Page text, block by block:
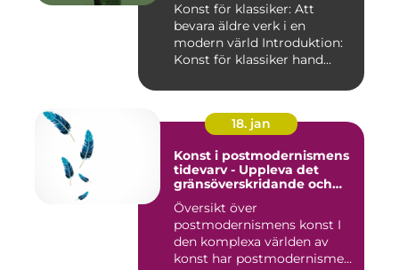
Konst för klassiker: Att
bevara äldre verk i en
modern värld Introduktion:
Konst för klassiker hand...
18. jan
Konst i postmodernismens
tidevarv - Uppleva det
gränsöverskridande och
mångfacetterade
Översikt över
postmodernismens konst I
den komplexa världen av
konst har postmodernismen